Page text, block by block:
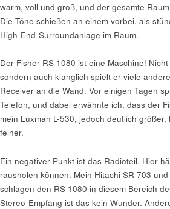
warm, voll und groß, und der gesamte
Die Töne schießen an einem vorbei, als
High-End-Surroundanlage im Raum.
Der Fisher RS 1080 ist eine Maschine!
sondern auch klanglich spielt er viele
Receiver an die Wand. Vor einigen Tagen
Telefon, und dabei erwähnte ich, dass der
mein Luxman L-530, jedoch deutlich
feiner.
Ein negativer Punkt ist das Radioteil. Hier
rausholen können. Mein Hitachi SR 703
schlagen den RS 1080 in diesem Bereich
Stereo-Empfang ist das kein Wunder.